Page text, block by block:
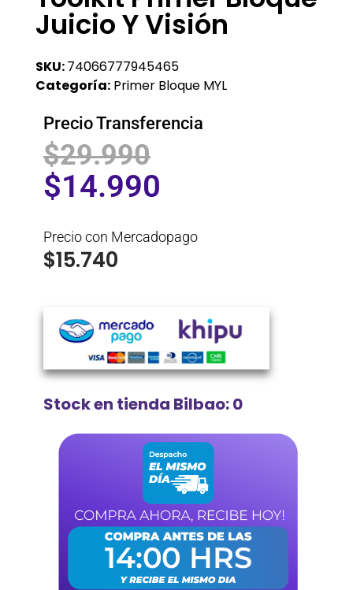
Juicio Y Visión
SKU:74066777945465
Categoría: Primer Bloque MYL
Precio Transferencia
$29.990
$14.990
Precio con Mercadopago
$15.740
Stock en tienda Bilbao: 0